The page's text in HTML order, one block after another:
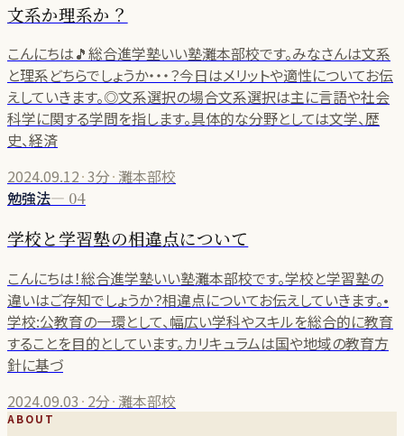
文系か理系か？
こんにちは🎵総合進学塾いい塾灘本部校です。みなさんは文系
と理系どちらでしょうか・・・？今日はメリットや適性についてお伝
えしていきます。◎文系選択の場合文系選択は主に言語や社会
科学に関する学問を指します。具体的な分野としては文学、歴
史、経済
2024.09.12·3分· 灘本部校
勉強法— 04
学校と学習塾の相違点について
こんにちは！総合進学塾いい塾灘本部校です。学校と学習塾の
違いはご存知でしょうか？相違点についてお伝えしていきます。•
学校:公教育の一環として、幅広い学科やスキルを総合的に教育
することを目的としています。カリキュラムは国や地域の教育方
針に基づ
2024.09.03 · 2分· 灘本部校
ABOUT